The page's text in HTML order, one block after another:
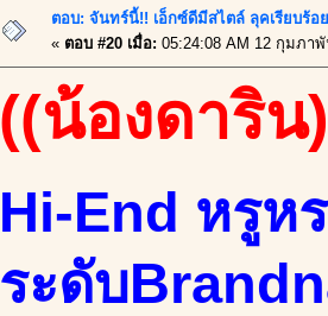
ตอบ: จันทร์นี้!! เอ็กซ์ดีมีสไตล์ ลุคเรียบร้
« ตอบ #20 เมื่อ: 05:24:08 AM 12 กุมภา
((น้องดาริน
Hi-End หรูห
ระดับ